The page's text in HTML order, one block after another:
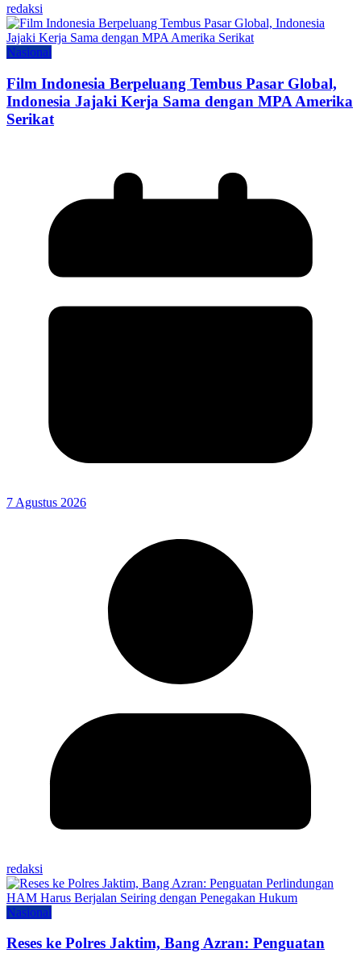
redaksi
Nasional
Film Indonesia Berpeluang Tembus Pasar Global,
Indonesia Jajaki Kerja Sama dengan MPA Amerika
Serikat
7 Agustus 2026
redaksi
Nasional
Reses ke Polres Jaktim, Bang Azran: Penguatan